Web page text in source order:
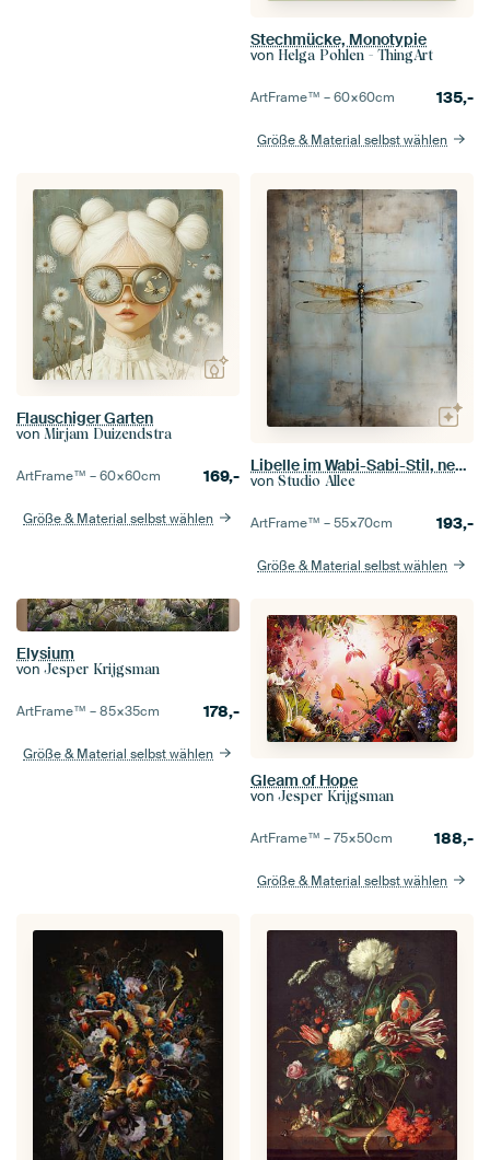
Stechmücke, Monotypie
von Helga Pohlen - ThingArt
ArtFrame™ –60×60cm 135,-
Größe & Material selbst wählen
Flauschiger Garten
von Mirjam Duizendstra
ArtFrame™ –60×60cm 169,-
Größe & Material selbst wählen
Libelle im Wabi-Sabi-Stil, neuer ländlicher Wohnstil
von Studio Allee
ArtFrame™ –55×70cm 193,-
Größe & Material selbst wählen
Elysium
von Jesper Krijgsman
ArtFrame™ –85×35cm 178,-
Größe & Material selbst wählen
Gleam of Hope
von Jesper Krijgsman
ArtFrame™ –75×50cm 188,-
Größe & Material selbst wählen